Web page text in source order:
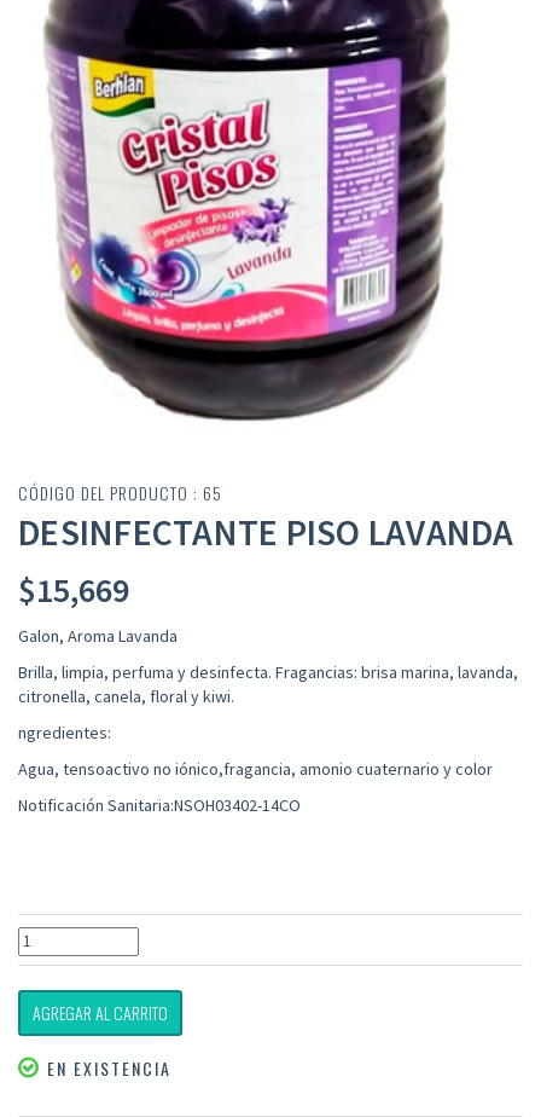
CÓDIGO DEL PRODUCTO : 65
DESINFECTANTE PISO LAVANDA
$15,669
Galon, Aroma Lavanda
Brilla, limpia, perfuma y desinfecta. Fragancias: brisa marina, lavanda,
citronella, canela, floral y kiwi.
ngredientes:
Agua, tensoactivo no iónico,fragancia, amonio cuaternario y color
Notificación Sanitaria:NSOH03402-14CO
AGREGAR AL CARRITO
EN EXISTENCIA